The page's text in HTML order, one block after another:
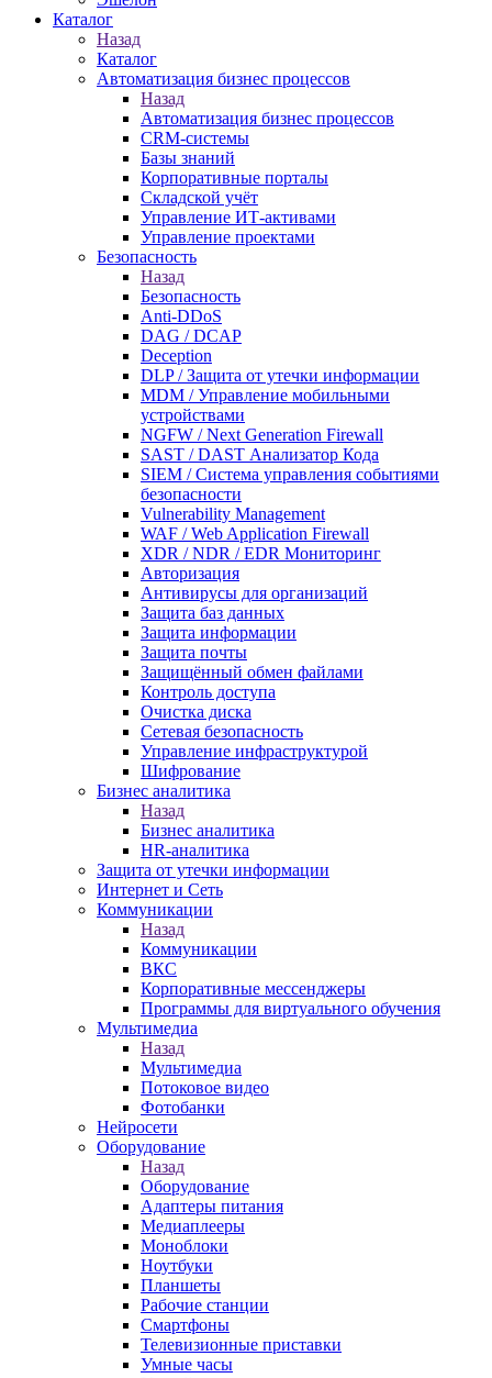
Каталог
Назад
Каталог
Автоматизация бизнес процессов
Назад
Автоматизация бизнес процессов
CRM-системы
Базы знаний
Корпоративные порталы
Складской учёт
Управление ИТ-активами
Управление проектами
Безопасность
Назад
Безопасность
Anti-DDoS
DAG / DCAP
Deception
DLP / Защита от утечки информации
MDM / Управление мобильными
устройствами
NGFW / Next Generation Firewall
SAST / DAST Анализатор Кода
SIEM / Система управления событиями
безопасности
Vulnerability Management
WAF / Web Application Firewall
XDR / NDR / EDR Мониторинг
Авторизация
Антивирусы для организаций
Защита баз данных
Защита информации
Защита почты
Защищённый обмен файлами
Контроль доступа
Очистка диска
Сетевая безопасность
Управление инфраструктурой
Шифрование
Бизнес аналитика
Назад
Бизнес аналитика
HR-аналитика
Защита от утечки информации
Интернет и Сеть
Коммуникации
Назад
Коммуникации
ВКС
Корпоративные мессенджеры
Программы для виртуального обучения
Мультимедиа
Назад
Мультимедиа
Потоковое видео
Фотобанки
Нейросети
Оборудование
Назад
Оборудование
Адаптеры питания
Медиаплееры
Моноблоки
Ноутбуки
Планшеты
Рабочие станции
Смартфоны
Телевизионные приставки
Умные часы